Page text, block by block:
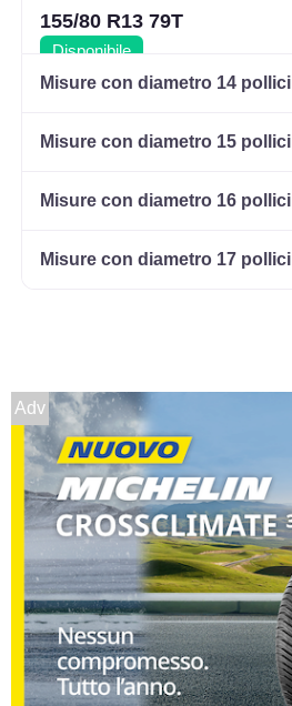
155/80 R13 79T
Disponibile
165/70 R13 79T
155/80 R13 79T
Disponibile
165/65 R13 77T
Disponibile
175/70 R13 82T
Misure con diametro 14 pollici
Misure con diametro 15 pollici
Misure con diametro 16 pollici
Misure con diametro 17 pollici
Adv